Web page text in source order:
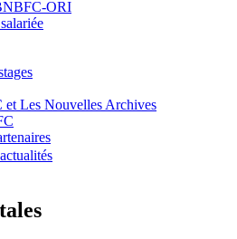
ORI
et Les Nouvelles Archives